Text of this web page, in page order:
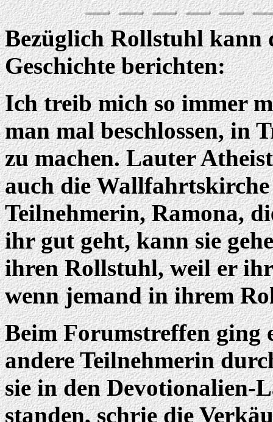
Bezüglich Rollstuhl kann
Geschichte berichten:
Ich treib mich so immer
man mal beschlossen, in
zu machen. Lauter
auch die
Teilnehmerin, Ramona,
ihr gut geht, kann sie
ihren Rollstuhl, weil er
wenn jemand in ihrem
Beim Forumstreffen ging
andere Teilnehmerin
sie in den Devotionalien-
standen, schrie die